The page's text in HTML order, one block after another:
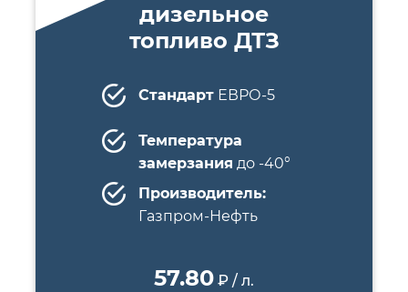
дизельное
топливо ДТЗ
СтандартЕВРО-5
Температура
замерзания до -40°
Производитель:
Газпром-Нефть
57.80 ₽ / л.